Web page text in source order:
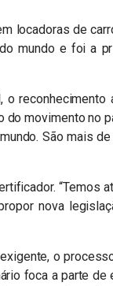
locadoras de
mundo e foi a
o
movimento no
São mais
“Temos
nova
o
foca a parte